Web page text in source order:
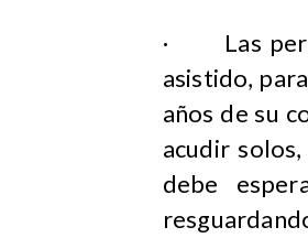
· Las
asistido,
años de su
acudir
debe